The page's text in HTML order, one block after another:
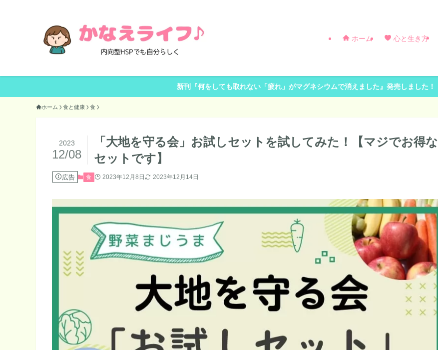
ホーム 心と生き方
新刊『何をしても取れない「疲れ」がマグネシウムで消えました』発売しました！
ホーム 食と健康 食
「大地を守る会」お試しセットを試してみた！【マジでお得な
セットです】
2023
12/08
広告 食 2023年12月8日 2023年12月14日